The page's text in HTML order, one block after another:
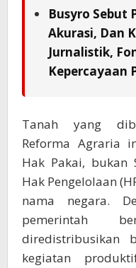
Busyro Sebut
Akurasi, Dan
Jurnalistik,
Kepercayaan
Tanah yang
Reforma Agraria
Hak Pakai, bukan
Hak Pengelolaan
nama negara.
pemerintah
diredistribusikan
kegiatan